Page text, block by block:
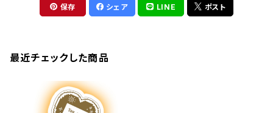
保存 シェア LINE ポスト
最近チェックした商品